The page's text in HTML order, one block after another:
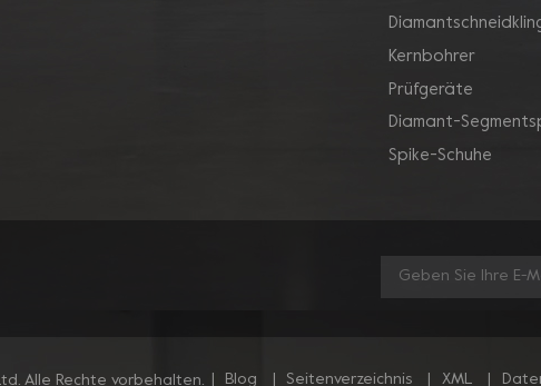
Kernbohrer
Prüfgeräte
Diamant-
Spike-Schuhe
Alle Rechte vorbehalten. Blog Seitenverzeichnis XML